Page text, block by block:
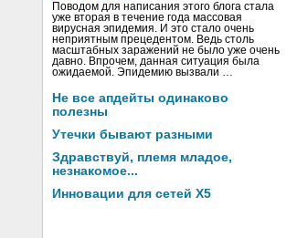
Поводом для написания этого блога стала
уже вторая в течение года массовая
вирусная эпидемия. И это стало очень
неприятным прецедентом. Ведь столь
масштабных заражений не было уже очень
давно. Впрочем, данная ситуация была
ожидаемой. Эпидемию вызвали …
Не все апдейты одинаково
полезны
Утечки бывают разными
Здравствуй, племя младое,
незнакомое...
Инновации для сетей X5